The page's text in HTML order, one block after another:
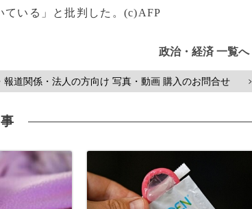
いる」と批判した。(c)AFP
政治・経済 一覧へ
報道関係・法人の方向け 写真・動画 購入のお問合せ >